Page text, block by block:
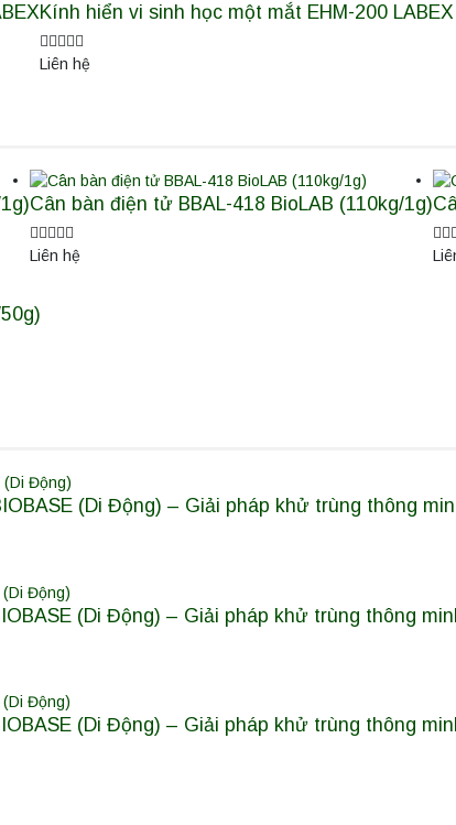
Kính hiển vi sinh học một mắt EHM-200 LABEX
Liên hệ
Cân bàn điện tử BBAL-418 BioLAB (110kg/1g)
Liên hệ
(Di Động) – Giải pháp khử trùng thông
(Di Động) – Giải pháp khử trùng thông
(Di Động) – Giải pháp khử trùng thông